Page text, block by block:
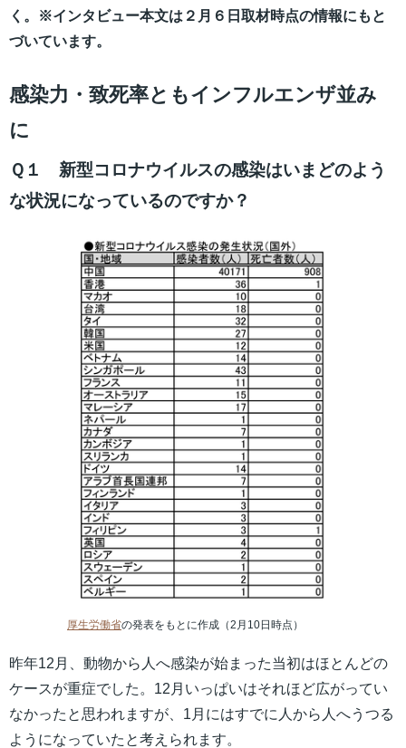
く。※インタビュー本文は２月６日取材時点の情報にもと
づいています。
感染力・致死率ともインフルエンザ並み
に
Ｑ１ 新型コロナウイルスの感染はいまどのよう
な状況になっているのですか？
厚生労働省の発表をもとに作成（2月10日時点）
昨年12月、動物から人へ感染が始まった当初はほとんどの
ケースが重症でした。12月いっぱいはそれほど広がってい
なかったと思われますが、1月にはすでに人から人へうつる
ようになっていたと考えられます。